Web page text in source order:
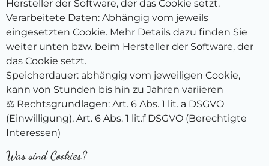
Hersteller der Software, der das Cookie setzt.
Verarbeitete Daten: Abhängig vom jeweils
eingesetzten Cookie. Mehr Details dazu finden Sie
weiter unten bzw. beim Hersteller der Software, der
das Cookie setzt.
Speicherdauer: abhängig vom jeweiligen Cookie,
kann von Stunden bis hin zu Jahren variieren
⚖️ Rechtsgrundlagen: Art. 6 Abs. 1 lit. a DSGVO
(Einwilligung), Art. 6 Abs. 1 lit.f DSGVO (Berechtigte
Interessen)
Was sind Cookies?